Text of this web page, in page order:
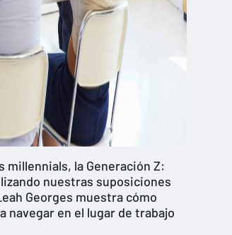
millennials, la Generación Z:
nuestras suposiciones
Georges muestra cómo
en el lugar de trabajo